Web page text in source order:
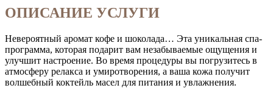
ОПИСАНИЕ УСЛУГИ
Невероятный аромат кофе и шоколада… Эта уникальная спа-
программа, которая подарит вам незабываемые ощущения и
улучшит настроение. Во время процедуры вы погрузитесь в
атмосферу релакса и умиротворения, а ваша кожа получит
волшебный коктейль масел для питания и увлажнения.